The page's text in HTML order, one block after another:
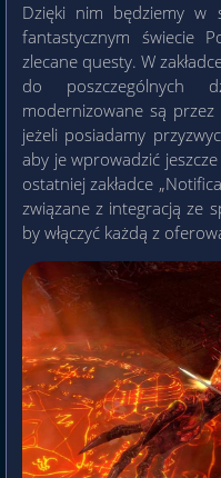
Dzięki nim będziemy w
fantastycznym świecie
zlecane questy. W
do poszczególnych
modernizowane są przez
jeżeli posiadamy
aby je wprowadzić
ostatniej zakładce
związane z integracją ze
by włączyć każdą z